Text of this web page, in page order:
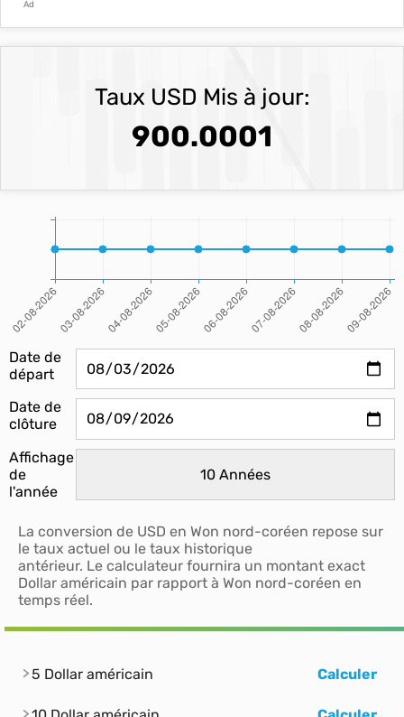
Ad
Taux USD Mis à jour:
900.0001
Date de
départ
Date de
clôture
Affichage
de
l'année
La conversion de USD en Won nord-coréen repose sur
le taux actuel ou le taux historique
antérieur. Le calculateur fournira un montant exact
Dollar américain par rapport à Won nord-coréen en
temps réel.
5 Dollar américain Calculer